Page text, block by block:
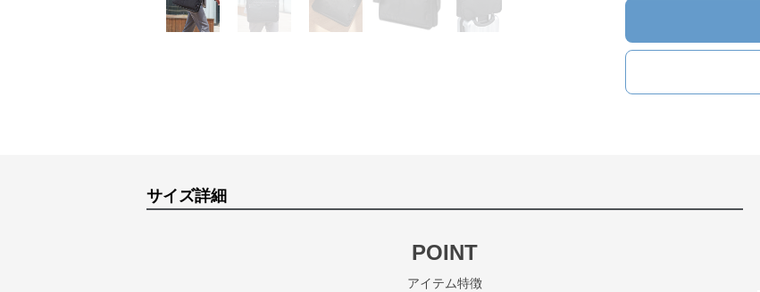
サイズ詳細
POINT
アイテム特徴